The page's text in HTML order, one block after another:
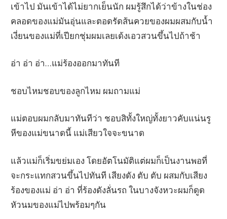
เข้าไป มันเข้าได้ไม่ยากเย็นนัก ผมรู้สึกได้ว่าข้างในช่อง
คลอดของแม่มันอุ่นและตอดรัดส้นควยของผมผสมกับน้ำ
เงี่ยนของแม่ที่เปียกชุ่มผมเลยเด้งเอวสวนขึ้นไปถ้าช้า
อ่า อ่า อ่า…แม่ร้องออกมาทันที
ชอบไหมชอบของลูกไหม ผมถามแม่
แม่ตอบผมกลับมาทันทีว่า ชอบสิทั้งใหญ่ทั้งยาวคับแน่นรู
หีของแม่ขนาดนี้ แม่เสียวใจจะขนาด
แล้วแม่ก็เริ่มขย่มเอง โดยอัตโนมัติแต่ผมก็เป็นงานพอที่
จะกระแทกสวนขึ้นไปทันที เสียงดัง ตับ ตับ ผสมกับเสียง
ร้องของแม่ อ่า อ่า ที่ร้องดังลั่นรถ ในบางจังหวะผมก็ดูด
หัวนมของแม่ไปพร้อมๆกัน